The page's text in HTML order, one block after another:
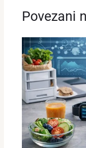
Povezani